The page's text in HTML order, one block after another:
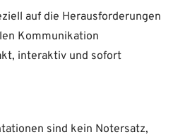
auf die Herausforderungen
Kommunikation
interaktiv und sofort
sind kein Notersatz,